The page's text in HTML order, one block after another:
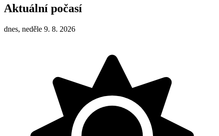
Aktuální počasí
dnes, neděle 9. 8. 2026